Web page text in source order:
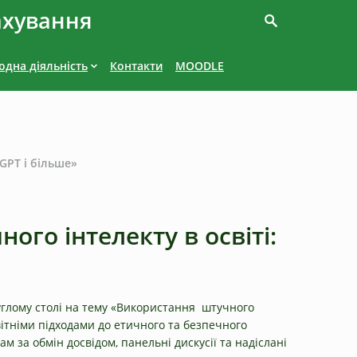
діяльність Контакти MOODLE
і більше»
інтелекту в освіті:
столі на тему «Використання штучного
підходами до етичного та безпечного
обмін досвідом, панельні дискусії та надіслані